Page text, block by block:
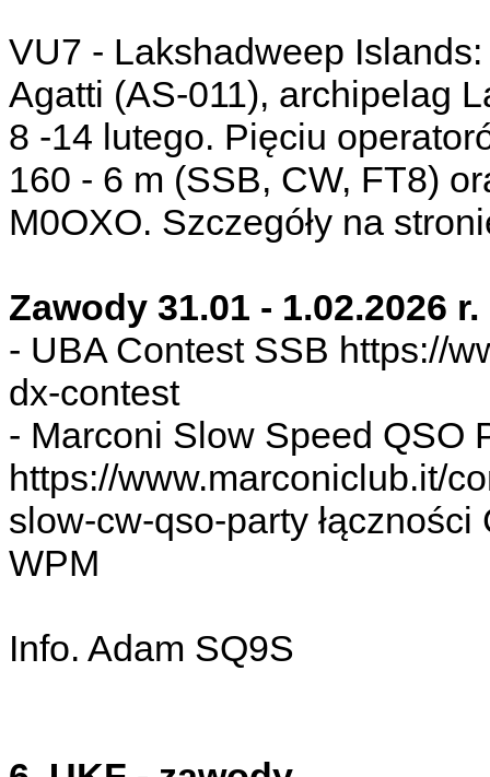
VU7 - Lakshadweep
Agatti (AS-011), archipelag
8 -14 lutego. Pięciu
160 - 6 m (SSB, CW, FT8)
M0OXO. Szczegóły na
Zawody 31.01 - 1.02.2026 r.
- UBA Contest SSB https://
dx-contest
- Marconi Slow Speed QSO
https://www.marconiclub.it/
slow-cw-qso-party
WPM
Info. Adam SQ9S